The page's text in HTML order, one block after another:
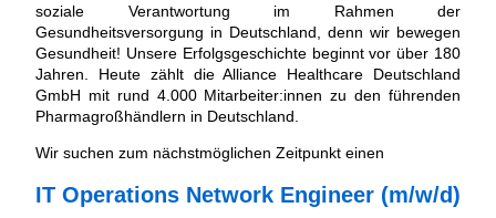
soziale Verantwortung im Rahmen der
Gesundheitsversorgung in Deutschland, denn wir bewegen
Gesundheit! Unsere Erfolgsgeschichte beginnt vor über 180
Jahren. Heute zählt die Alliance Healthcare Deutschland
GmbH mit rund 4.000 Mitarbeiter:innen zu den führenden
Pharmagroßhändlern in Deutschland.
Wir suchen zum nächstmöglichen Zeitpunkt einen
IT Operations Network Engineer (m/w/d)